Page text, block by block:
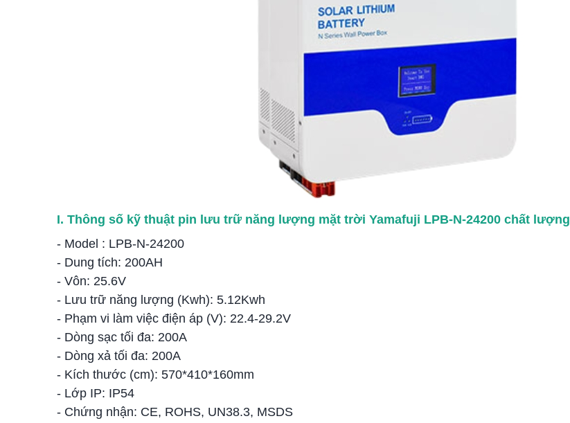
I. Thông số kỹ thuật pin lưu trữ năng lượng mặt trời Yamafuji LPB-N-24200 chất lượng
- Model : LPB-N-24200
- Dung tích: 200AH
- Vôn: 25.6V
- Lưu trữ năng lượng (Kwh): 5.12Kwh
- Phạm vi làm việc điện áp (V): 22.4-29.2V
- Dòng sạc tối đa: 200A
- Dòng xả tối đa: 200A
- Kích thước (cm): 570*410*160mm
- Lớp IP: IP54
- Chứng nhận: CE, ROHS, UN38.3, MSDS